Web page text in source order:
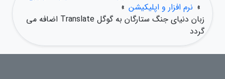
» نرم افزار و اپلیکیشن »
زبان دنیای جنگ ستارگان به گوگل Translate اضافه می
گردد